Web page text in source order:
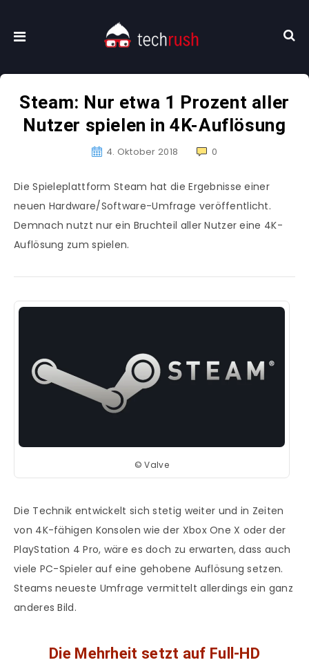
Steam: Nur etwa 1 Prozent aller
Nutzer spielen in 4K-Auflösung
4. Oktober 2018 0
Die Spieleplattform Steam hat die Ergebnisse einer
neuen Hardware/Software-Umfrage veröffentlicht.
Demnach nutzt nur ein Bruchteil aller Nutzer eine 4K-
Auflösung zum spielen.
© Valve
Die Technik entwickelt sich stetig weiter und in Zeiten
von 4K-fähigen Konsolen wie der Xbox One X oder der
PlayStation 4 Pro, wäre es doch zu erwarten, dass auch
viele PC-Spieler auf eine gehobene Auflösung setzen.
Steams neueste Umfrage vermittelt allerdings ein ganz
anderes Bild.
Die Mehrheit setzt auf Full-HD